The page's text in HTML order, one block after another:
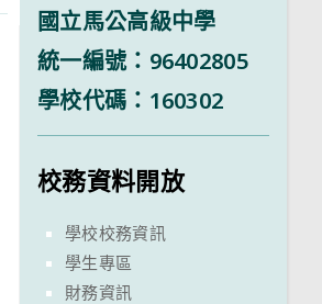
國立馬公高級中學
統一編號：96402805
學校代碼：160302
校務資料開放
學校校務資訊
學生專區
財務資訊